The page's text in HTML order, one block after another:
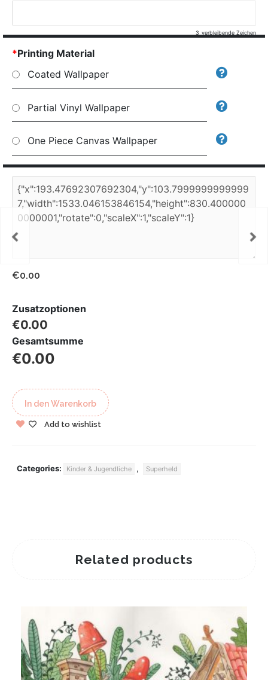
3 verbleibende Zeichen
*Printing Material
Coated Wallpaper
Partial Vinyl Wallpaper
One Piece Canvas Wallpaper
€0.00
Zusatzoptionen
€0.00
Gesamtsumme
€0.00
In den Warenkorb
Add to wishlist
Categories: Kinder & Jugendliche , Superheld
Related products